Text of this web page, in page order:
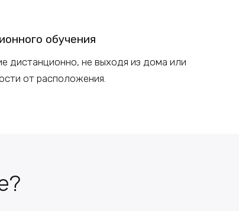
обучения
дистанционно, не выходя из дома или
от расположения.